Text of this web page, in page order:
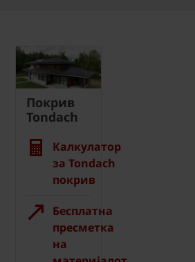
Покрив
Tondach
Калкулатор
за Tondach
покрив
Бесплатна
пресметка
на